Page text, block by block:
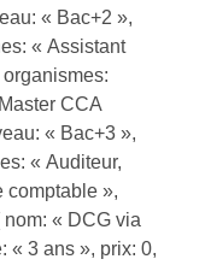
« Bac+2 »,
« Assistant
CCA
« Bac+3 »,
« Auditeur,
comptable »,
« DCG via
« 3 ans », prix: 0,